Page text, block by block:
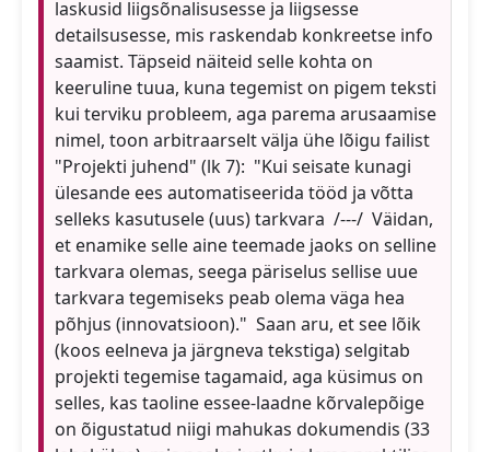
laskusid liigsõnalisusesse ja liigsesse
detailsusesse, mis raskendab konkreetse info
saamist. Täpseid näiteid selle kohta on
keeruline tuua, kuna tegemist on pigem teksti
kui terviku probleem, aga parema arusaamise
nimel, toon arbitraarselt välja ühe lõigu failist
"Projekti juhend" (lk 7): "Kui seisate kunagi
ülesande ees automatiseerida tööd ja võtta
selleks kasutusele (uus) tarkvara /---/ Väidan,
et enamike selle aine teemade jaoks on selline
tarkvara olemas, seega päriselus sellise uue
tarkvara tegemiseks peab olema väga hea
põhjus (innovatsioon)." Saan aru, et see lõik
(koos eelneva ja järgneva tekstiga) selgitab
projekti tegemise tagamaid, aga küsimus on
selles, kas taoline essee-laadne kõrvalepõige
on õigustatud niigi mahukas dokumendis (33